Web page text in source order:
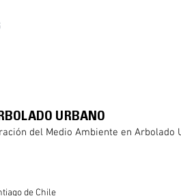
URBANO
del Medio Ambiente en Arbolado
de Chile